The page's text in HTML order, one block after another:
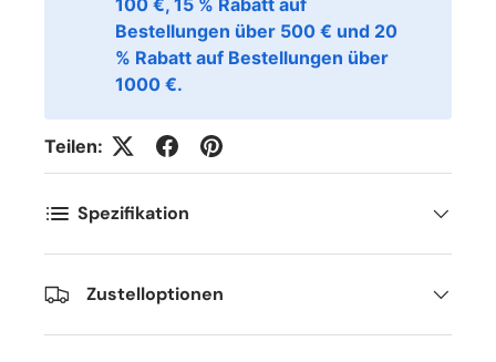
100 €, 15 % Rabatt auf
Bestellungen über 500 € und 20
% Rabatt auf Bestellungen über
1000 €.
Teilen:
Spezifikation
Zustelloptionen